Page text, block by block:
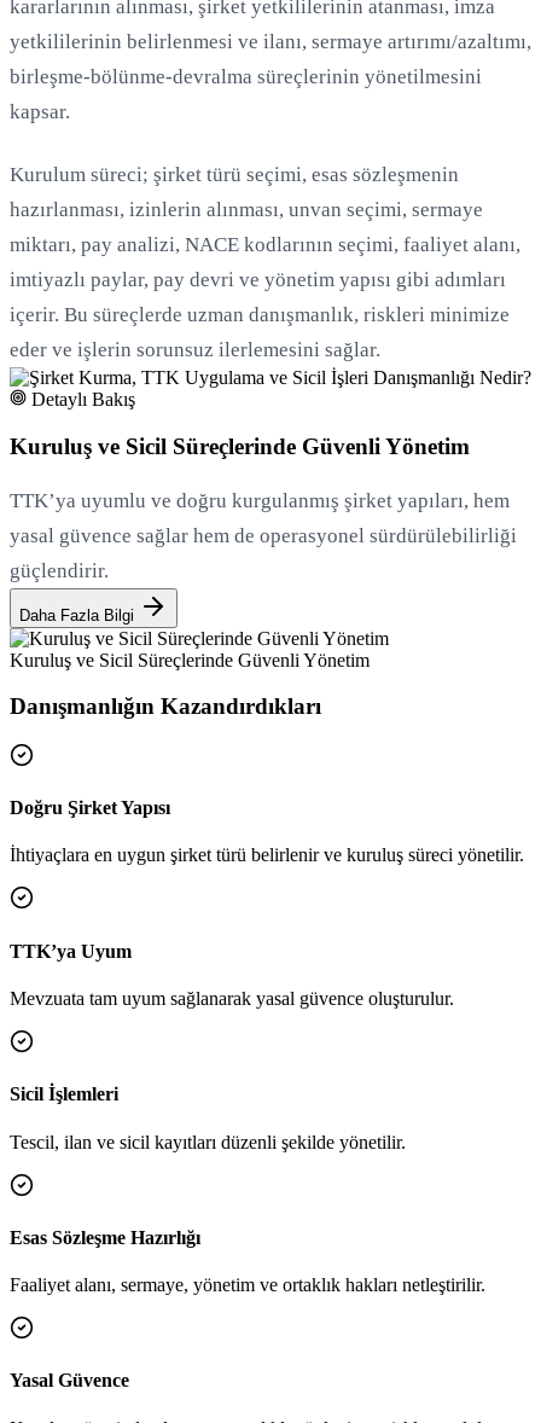
kararlarının alınması, şirket yetkililerinin atanması, imza
yetkililerinin belirlenmesi ve ilanı, sermaye artırımı/azaltımı,
birleşme-bölünme-devralma süreçlerinin yönetilmesini
kapsar.
Kurulum süreci; şirket türü seçimi, esas sözleşmenin
hazırlanması, izinlerin alınması, unvan seçimi, sermaye
miktarı, pay analizi, NACE kodlarının seçimi, faaliyet alanı,
imtiyazlı paylar, pay devri ve yönetim yapısı gibi adımları
içerir. Bu süreçlerde uzman danışmanlık, riskleri minimize
eder ve işlerin sorunsuz ilerlemesini sağlar.
Detaylı Bakış
Kuruluş ve Sicil Süreçlerinde Güvenli Yönetim
TTK’ya uyumlu ve doğru kurgulanmış şirket yapıları, hem
yasal güvence sağlar hem de operasyonel sürdürülebilirliği
güçlendirir.
Daha Fazla Bilgi
Kuruluş ve Sicil Süreçlerinde Güvenli Yönetim
Danışmanlığın Kazandırdıkları
Doğru Şirket Yapısı
İhtiyaçlara en uygun şirket türü belirlenir ve kuruluş süreci yönetilir.
TTK’ya Uyum
Mevzuata tam uyum sağlanarak yasal güvence oluşturulur.
Sicil İşlemleri
Tescil, ilan ve sicil kayıtları düzenli şekilde yönetilir.
Esas Sözleşme Hazırlığı
Faaliyet alanı, sermaye, yönetim ve ortaklık hakları netleştirilir.
Yasal Güvence